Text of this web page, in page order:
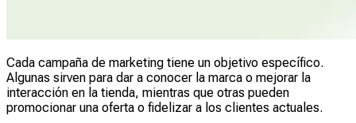
Cada campaña de marketing tiene un objetivo específico.
Algunas sirven para dar a conocer la marca o mejorar la
interacción en la tienda, mientras que otras pueden
promocionar una oferta o fidelizar a los clientes actuales.